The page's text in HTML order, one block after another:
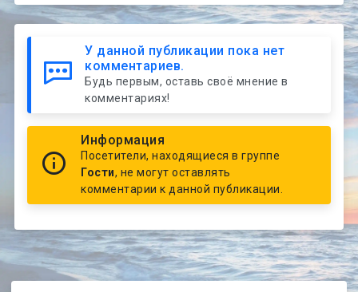
У данной публикации пока нет
комментариев.
Будь первым, оставь своё мнение в
комментариях!
Информация
Посетители, находящиеся в группе
Гости, не могут оставлять
комментарии к данной публикации.